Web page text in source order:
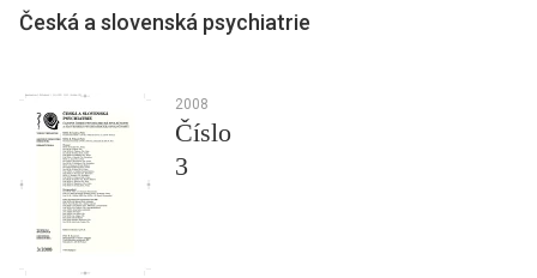
Česká a slovenská psychiatrie
2008
Číslo
3